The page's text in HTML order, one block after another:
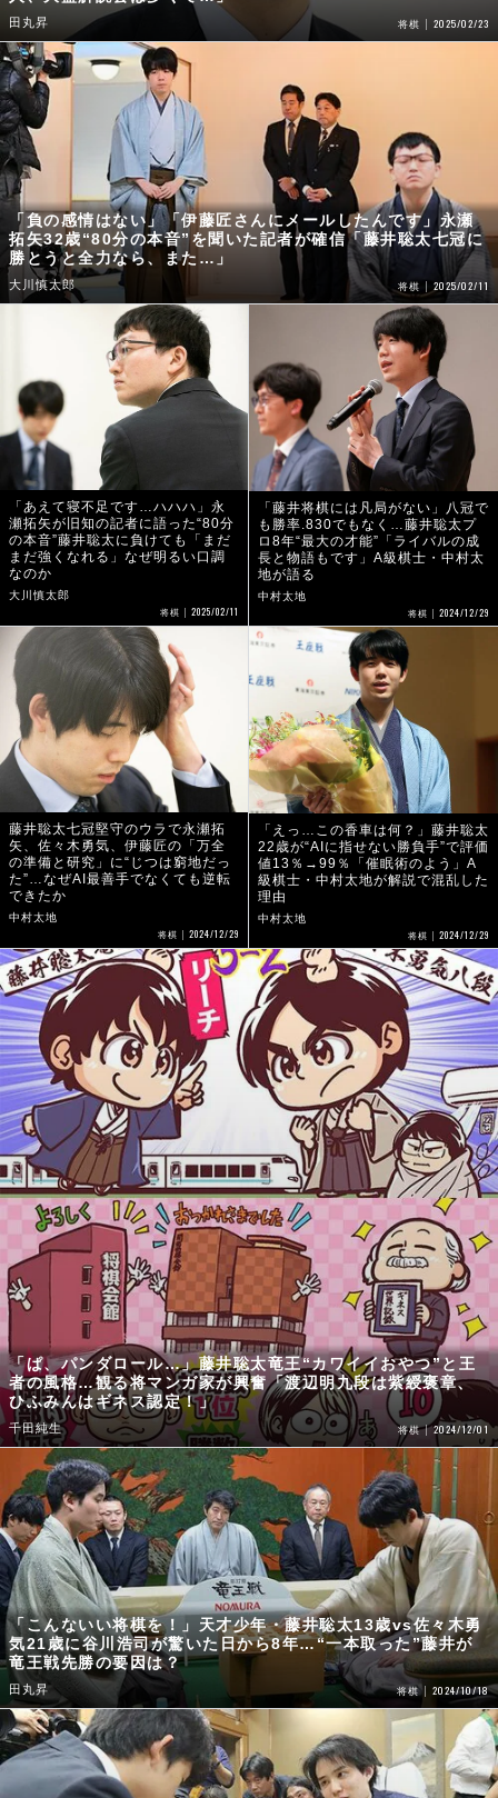
田丸昇 将棋 2025/02/23
「負の感情はない」「伊藤匠さんにメールしたんです」永瀬
拓矢32歳“80分の本音”を聞いた記者が確信「藤井聡太七冠に
勝とうと全力なら、また…」
大川慎太郎 将棋 2025/02/11
「あえて寝不足です…ハハハ」永
瀬拓矢が旧知の記者に語った“80分
の本音”藤井聡太に負けても「まだ
まだ強くなれる」なぜ明るい口調
なのか
大川慎太郎
将棋 2025/02/11
「藤井将棋には凡局がない」八冠で
も勝率.830でもなく…藤井聡太プ
ロ8年“最大の才能”「ライバルの成
長と物語もです」A級棋士・中村太
地が語る
中村太地
将棋 2024/12/29
藤井聡太七冠堅守のウラで永瀬拓
矢、佐々木勇気、伊藤匠の「万全
の準備と研究」に“じつは窮地だっ
た”…なぜAI最善手でなくても逆転
できたか
中村太地
将棋 2024/12/29
「えっ…この香車は何？」藤井聡太
22歳が“AIに指せない勝負手”で評価
値13％→99％「催眠術のよう」A
級棋士・中村太地が解説で混乱した
理由
中村太地
将棋 2024/12/29
「ぱ、パンダロール…」藤井聡太竜王“カワイイおやつ”と王
者の風格…観る将マンガ家が興奮「渡辺明九段は紫綬褒章、
ひふみんはギネス認定！」
千田純生 将棋 2024/12/01
「こんないい将棋を！」天才少年・藤井聡太13歳vs佐々木勇
気21歳に谷川浩司が驚いた日から8年…“一本取った”藤井が
竜王戦先勝の要因は？
田丸昇 将棋 2024/10/18